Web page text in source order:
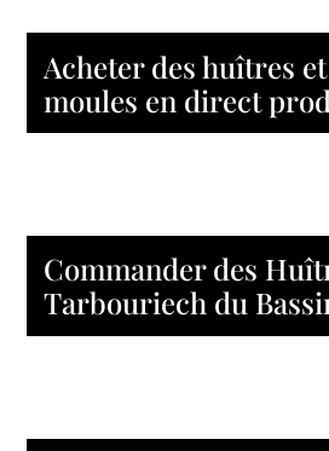
Acheter des huîtres
moules en direct
Commander des
Tarbouriech du